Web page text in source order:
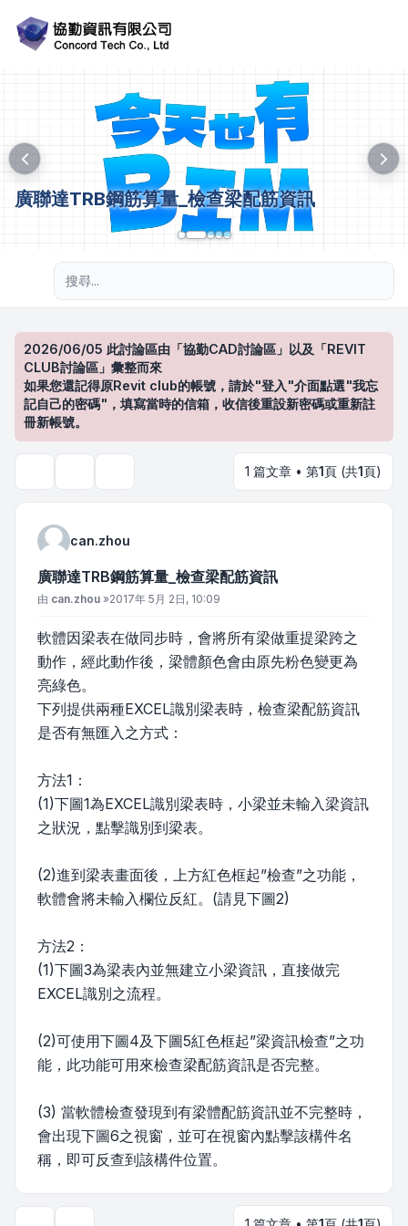
廣聯達TRB鋼筋算量_檢查梁配筋資訊
2026/06/05 此討論區由「協勤CAD討論區」以及「REVIT
CLUB討論區」彙整而來
如果您還記得原Revit club的帳號，請於"登入"介面點選"我忘
記自己的密碼"，填寫當時的信箱，收信後重設新密碼或重新註
冊新帳號。
1 篇文章 • 第1頁 (共1頁)
can.zhou
廣聯達TRB鋼筋算量_檢查梁配筋資訊
文章
由 can.zhou »2017年 5月 2日, 10:09
軟體因梁表在做同步時，會將所有梁做重提梁跨之
動作，經此動作後，梁體顏色會由原先粉色變更為
亮綠色。
下列提供兩種EXCEL識別梁表時，檢查梁配筋資訊
是否有無匯入之方式：
方法1：
(1)下圖1為EXCEL識別梁表時，小梁並未輸入梁資訊
之狀況，點擊識別到梁表。
(2)進到梁表畫面後，上方紅色框起”檢查”之功能，
軟體會將未輸入欄位反紅。(請見下圖2)
方法2：
(1)下圖3為梁表內並無建立小梁資訊，直接做完
EXCEL識別之流程。
(2)可使用下圖4及下圖5紅色框起”梁資訊檢查”之功
能，此功能可用來檢查梁配筋資訊是否完整。
(3) 當軟體檢查發現到有梁體配筋資訊並不完整時，
會出現下圖6之視窗，並可在視窗內點擊該構件名
稱，即可反查到該構件位置。